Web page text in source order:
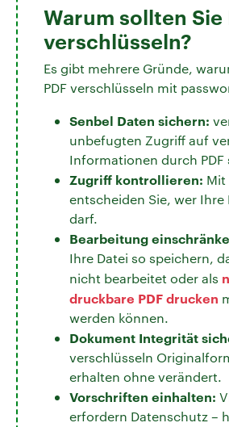
Warum sollten Sie
verschlüsseln?
Es gibt mehrere Gründe,
PDF verschlüsseln mit
Senbel Daten sichern:
unbefugten Zugriff auf
Informationen durch PDF
Zugriff kontrollieren: Mit
entscheiden Sie, wer Ihre
darf.
Bearbeitung
Ihre Datei so speichern,
nicht bearbeitet oder als
druckbare PDF drucken
werden können.
Dokument Integrität
verschlüsseln
erhalten ohne verändert.
Vorschriften einhalten:
erfordern Datenschutz –